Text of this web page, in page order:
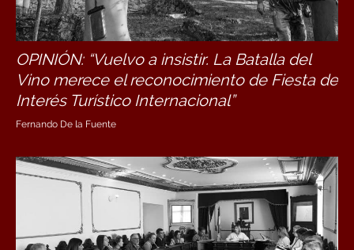
OPINIÓN: “Vuelvo a insistir. La Batalla del
Vino merece el reconocimiento de Fiesta de
Interés Turístico Internacional”
Fernando De la Fuente